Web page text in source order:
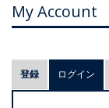
My Account
プ
ラ
登録 ログイン (